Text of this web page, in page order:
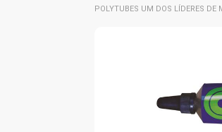
POLYTUBES UM DOS LÍDERES DE